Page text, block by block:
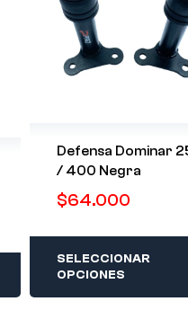
Defensa Dominar
/ 400 Negra
$64.000
SELECCIONAR
OPCIONES